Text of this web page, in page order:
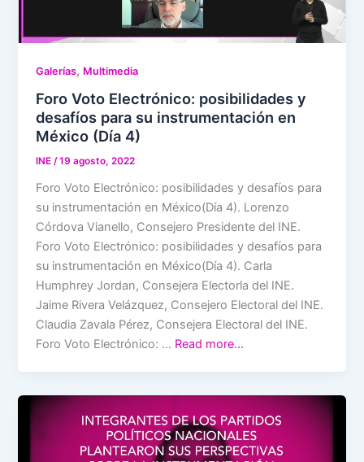
Galerías, Multimedia
Foro Voto Electrónico: posibilidades y
desafíos para su instrumentación en
México (Día 4)
INE/19 agosto, 2022
Foro Voto Electrónico: posibilidades y desafíos para
su instrumentación en México(Día 4). Lorenzo
Córdova Vianello, Consejero Presidente del INE.
Foro Voto Electrónico: posibilidades y desafíos para
su instrumentación en México(Día 4). Carla
Humphrey Jordan, Consejera Electorla del INE.
Jaime Rivera Velázquez, Consejero Electoral del INE.
Claudia Zavala Pérez, Consejera Electoral del INE.
Foro Voto Electrónico: … Read more…